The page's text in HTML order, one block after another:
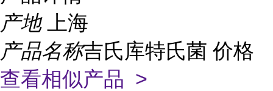
产地
上海
产品名称吉氏库特氏菌 价格
查看相似产品 >